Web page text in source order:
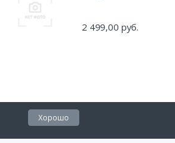
2 499,00 руб.
Хорошо